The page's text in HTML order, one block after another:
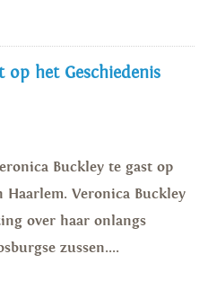
op het Geschiedenis
Buckley te gast op
Haarlem. Veronica Buckley
over haar onlangs
zussen....